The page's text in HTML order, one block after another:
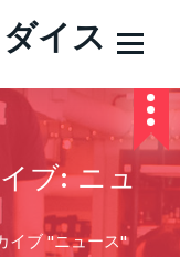
イス
ブ: ニュ
イブ "ニュース"